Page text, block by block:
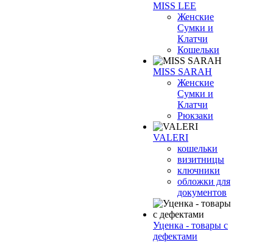
MISS LEE
Женские
Сумки и
Клатчи
Кошельки
MISS SARAH
Женские
Сумки и
Клатчи
Рюкзаки
VALERI
кошельки
визитницы
ключники
обложки для
документов
Уценка - товары с
дефектами